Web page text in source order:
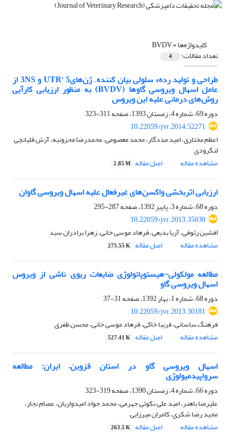
کلیدواژه‌ها =BVDV
تعداد مقالات: 4
طراحی و تولید رده»‌ سلولی بیان کننده ِ ژن‌های‌UTR’ 5 و ‌3NS از
عامل اسهال ویروسی گاوها ‌(BVDV)‌ به منظور ارزیابی کارآیی
روش‌های درمانی علیه این ویروس
دوره 69، شماره 4، زمستان 1393، صفحه
311-323
10.22059/jvr.2014.52271
اعظم مختاری، امید مددگار، محمد معصومی، محمدرضا محزونیه، آرش قلیانچی
لنگرودی
مشاهده مقاله
اصل مقاله 2.85 M
ارزیابی اثربخشی واکسن‌های غیرفعال علیه اسهال ویروسی گاوان
دوره 68، شماره 3، پاییز 1392، صفحه
287-295
10.22059/jvr.2013.35030
افشین رئوفی، آریا بدیعی، فرهاد موسی خانی، زهرا برادران سید
مشاهده مقاله
اصل مقاله 275.55 K
مطالعه مولکولی-هیستوپاتولوژی ضایعات ریوی ناشی از ویروس
اسهال ویروسی گاو
دوره 68، شماره 1، بهار 1392، صفحه
31-37
10.22059/jvr.2013.30181
فرهنگ ساسانی، فریبا خاکی، فرهاد موسی خانی، محسن ظفری
مشاهده مقاله
اصل مقاله 527.41 K
اسهال ویروسی گاو در استان قزوین– ایران: مطالعه
سرواپیدمیولوژی
دوره 66، شماره 4، زمستان 1390، صفحه
319-323
علیرضا باهنر، امید علی نکوئی جهرمی، محمد جواد امیدواریان، عصام نجار،
مجید رضا شکری، کامران میرزایی
مشاهده مقاله
اصل مقاله 263.5 K